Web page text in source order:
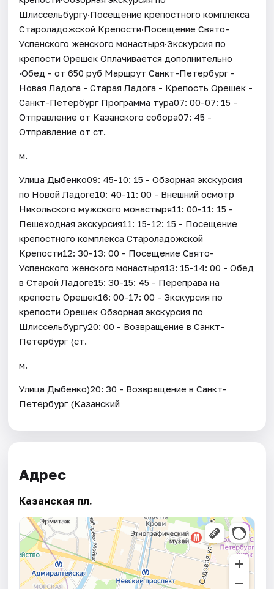
Шлиссельбургу·Посещение крепостного комплекса
Староладожской Крепости·Посещение Свято-
Успенского женского монастыря·Экскурсия по
крепости Орешек Оплачивается дополнительно
·Обед - от 650 руб Маршрут Санкт-Петербург -
Новая Ладога - Старая Ладога - Крепость Орешек -
Санкт-Петербург Программа тура07: 00-07: 15 -
Отправление от Казанского собора07: 45 -
Отправление от ст.
м.
Улица Дыбенко09: 45-10: 15 - Обзорная экскурсия
по Новой Ладоге10: 40-11: 00 - Внешний осмотр
Никольского мужского монастыря11: 00-11: 15 -
Пешеходная экскурсия11: 15-12: 15 - Посещение
крепостного комплекса Староладожской
Крепости12: 30-13: 00 - Посещение Свято-
Успенского женского монастыря13: 15-14: 00 - Обед
в Старой Ладоге15: 30-15: 45 - Переправа на
крепость Орешек16: 00-17: 00 - Экскурсия по
крепости Орешек Обзорная экскурсия по
Шлиссельбургу20: 00 - Возвращение в Санкт-
Петербург (ст.
м.
Улица Дыбенко)20: 30 - Возвращение в Санкт-
Петербург (Казанский
Адрес
Казанская пл.